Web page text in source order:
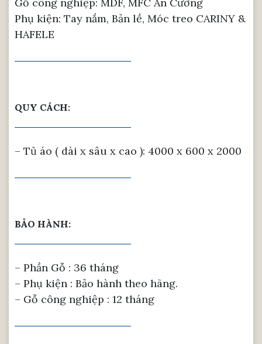
Phụ kiện: Tay nắm, Bản lề, Móc treo CARINY &
HAFELE
QUY CÁCH:
– Tủ áo ( dài x sâu x cao ): 4000 x 600 x 2000
BẢO HÀNH:
– Phần Gỗ : 36 tháng
– Phụ kiện : Bảo hành theo hãng.
– Gỗ công nghiệp : 12 tháng